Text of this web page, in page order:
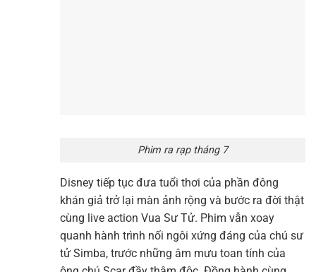
Phim ra rạp tháng 7
Disney tiếp tục đưa tuổi thơi của phần đông
khán giả trở lại màn ảnh rộng và bước ra đời thật
cùng live action Vua Sư Tử. Phim vẫn xoay
quanh hành trình nối ngôi xứng đáng của chú sư
tử Simba, trước những âm mưu toan tính của